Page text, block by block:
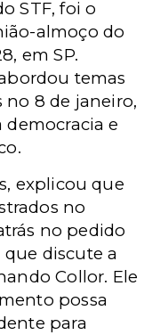
STF, foi o
almoço do
em SP.
temas
no 8 de janeiro,
democracia e
explicou que
no
no pedido
discute a
Collor. Ele
possa
para